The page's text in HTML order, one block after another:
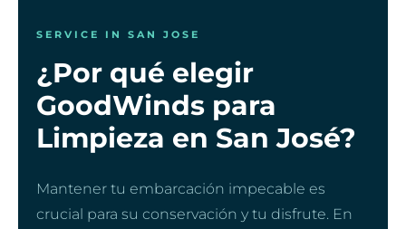
SERVICE IN SAN JOSE
¿Por qué elegir
GoodWinds para
Limpieza en San José?
Mantener tu embarcación impecable es
crucial para su conservación y tu disfrute. En